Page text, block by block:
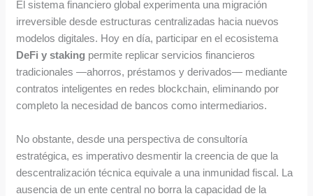
El sistema financiero global experimenta una migración
irreversible desde estructuras centralizadas hacia nuevos
modelos digitales. Hoy en día, participar en el ecosistema
DeFi y staking permite replicar servicios financieros
tradicionales —ahorros, préstamos y derivados— mediante
contratos inteligentes en redes blockchain, eliminando por
completo la necesidad de bancos como intermediarios.
No obstante, desde una perspectiva de consultoría
estratégica, es imperativo desmentir la creencia de que la
descentralización técnica equivale a una inmunidad fiscal. La
ausencia de un ente central no borra la capacidad de la